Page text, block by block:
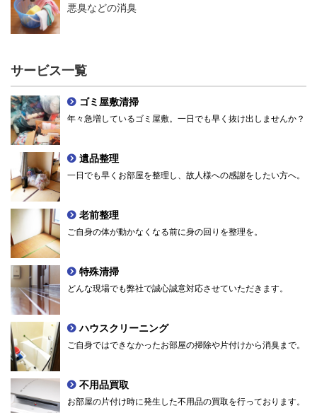
悪臭などの消臭
サービス一覧
ゴミ屋敷清掃
年々急増しているゴミ屋敷。一日でも早く抜け出しませんか？
遺品整理
一日でも早くお部屋を整理し、故人様への感謝をしたい方へ。
老前整理
ご自身の体が動かなくなる前に身の回りを整理を。
特殊清掃
どんな現場でも弊社で誠心誠意対応させていただきます。
ハウスクリーニング
ご自身ではできなかったお部屋の掃除や片付けから消臭まで。
不用品買取
お部屋の片付け時に発生した不用品の買取を行っております。